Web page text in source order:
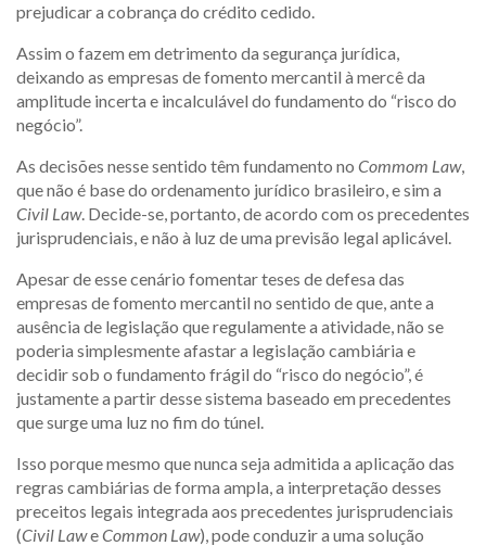
prejudicar a cobrança do crédito cedido.
Assim o fazem em detrimento da segurança jurídica,
deixando as empresas de fomento mercantil à mercê da
amplitude incerta e incalculável do fundamento do “risco do
negócio”.
As decisões nesse sentido têm fundamento no Commom Law,
que não é base do ordenamento jurídico brasileiro, e sim a
Civil Law. Decide-se, portanto, de acordo com os precedentes
jurisprudenciais, e não à luz de uma previsão legal aplicável.
Apesar de esse cenário fomentar teses de defesa das
empresas de fomento mercantil no sentido de que, ante a
ausência de legislação que regulamente a atividade, não se
poderia simplesmente afastar a legislação cambiária e
decidir sob o fundamento frágil do “risco do negócio”, é
justamente a partir desse sistema baseado em precedentes
que surge uma luz no fim do túnel.
Isso porque mesmo que nunca seja admitida a aplicação das
regras cambiárias de forma ampla, a interpretação desses
preceitos legais integrada aos precedentes jurisprudenciais
(Civil LaweCommon Law), pode conduzir a uma solução